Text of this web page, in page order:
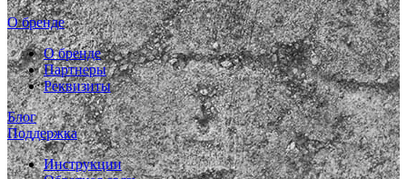
О бренде
О бренде
Партнеры
Реквизиты
Блог
Поддержка
Инструкции